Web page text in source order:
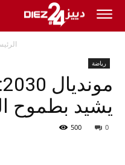
رياضة
يشيد بطموح
0
500